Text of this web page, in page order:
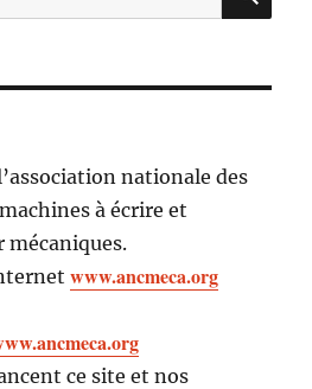
nationale des
à écrire et
mécaniques.
www.ancmeca.org
ce site et nos